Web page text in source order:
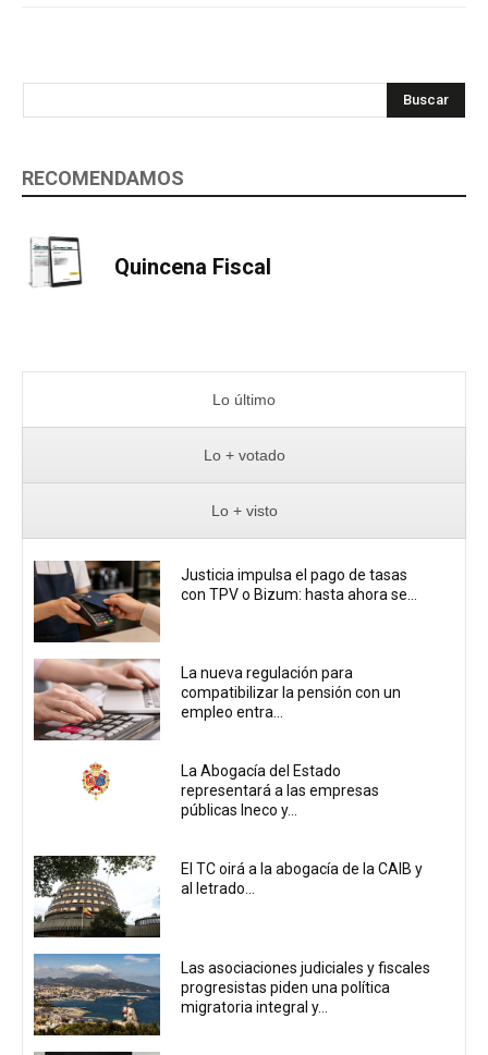
Buscar
RECOMENDAMOS
Quincena Fiscal
Lo último
Lo + votado
Lo + visto
Justicia impulsa el pago de tasas
con TPV o Bizum: hasta ahora se...
La nueva regulación para
compatibilizar la pensión con un
empleo entra...
La Abogacía del Estado
representará a las empresas
públicas Ineco y...
El TC oirá a la abogacía de la CAIB y
al letrado...
Las asociaciones judiciales y fiscales
progresistas piden una política
migratoria integral y...